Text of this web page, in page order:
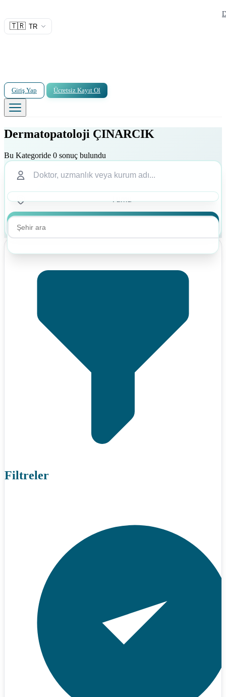
🇹🇷 TR
Giriş Yap Ücretsiz Kayıt Ol
Dermatopatoloji ÇINARCIK
Bu Kategoride 0 sonuç bulundu
Filtreler